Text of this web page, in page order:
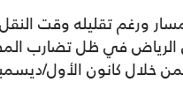
الرياض في ظل تضارب
خلال كانون الأول/